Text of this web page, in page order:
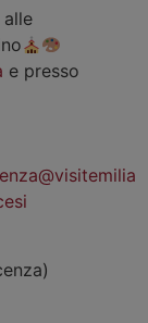
alle
e presso
@visitemilia